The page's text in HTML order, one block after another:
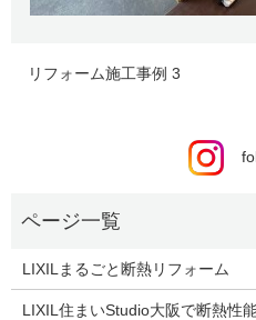
リフォーム施工事例 3
LIXILまるごと断熱リフォーム
LIXIL住まいStudio大阪で断熱性